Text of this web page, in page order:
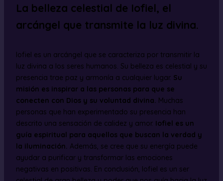
La belleza celestial de Iofiel, el
arcángel que transmite la luz divina.
Iofiel es un arcángel que se caracteriza por transmitir la
luz divina a los seres humanos. Su belleza es celestial y su
presencia trae paz y armonía a cualquier lugar. Su
misión es inspirar a las personas para que se
conecten con Dios y su voluntad divina. Muchas
personas que han experimentado su presencia han
descrito una sensación de calidez y amor. Iofiel es un
guía espiritual para aquellos que buscan la verdad y
la iluminación. Además, se cree que su energía puede
ayudar a purificar y transformar las emociones
negativas en positivas. En conclusión, Iofiel es un ser